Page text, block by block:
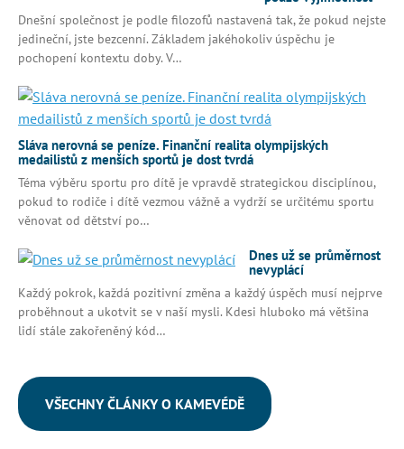
Dnešní společnost je podle filozofů nastavená tak, že pokud nejste
jedineční, jste bezcenní. Základem jakéhokoliv úspěchu je
pochopení kontextu doby. V…
Sláva nerovná se peníze. Finanční realita olympijských
medailistů z menších sportů je dost tvrdá
Téma výběru sportu pro dítě je vpravdě strategickou disciplínou,
pokud to rodiče i dítě vezmou vážně a vydrží se určitému sportu
věnovat od dětství po…
Dnes už se průměrnost
nevyplácí
Každý pokrok, každá pozitivní změna a každý úspěch musí nejprve
proběhnout a ukotvit se v naší mysli. Kdesi hluboko má většina
lidí stále zakořeněný kód…
VŠECHNY ČLÁNKY O KAMEVÉDĚ